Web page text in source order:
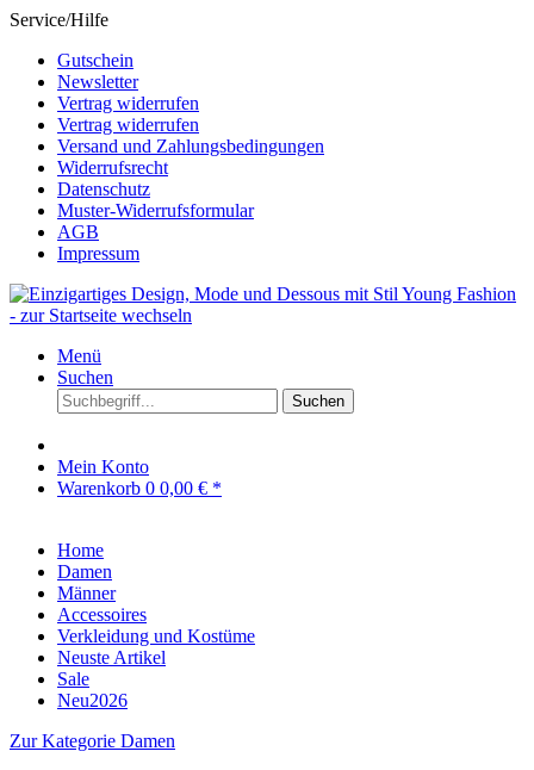
Service/Hilfe
Gutschein
Newsletter
Vertrag widerrufen
Vertrag widerrufen
Versand und Zahlungsbedingungen
Widerrufsrecht
Datenschutz
Muster-Widerrufsformular
AGB
Impressum
Menü
Suchen
Suchen
Mein Konto
Warenkorb 0 0,00 € *
Home
Damen
Männer
Accessoires
Verkleidung und Kostüme
Neuste Artikel
Sale
Neu2026
Zur Kategorie Damen